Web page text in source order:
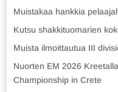
Muistakaa hankkia
Kutsu shakkituomarien
Muista ilmoittautua III
Nuorten EM 2026
Championship in Crete